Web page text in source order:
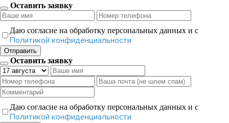
Оставить заявку
Даю согласие на обработку персональных данных и с
Политикой конфиденциальности
Отправить
Оставить заявку
Даю согласие на обработку персональных данных и с
Политикой конфиденциальности